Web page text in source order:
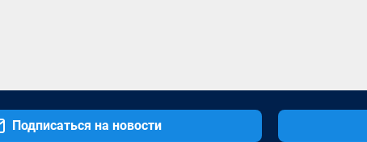
Подписаться на новости